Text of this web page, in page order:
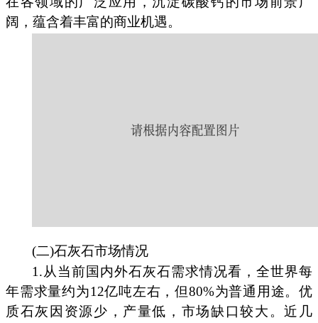
阔，蕴含着丰富的商业机遇。
(二)石灰石市场情况
1.从当前国内外石灰石需求情况看，全世界每
年需求量约为12亿吨左右，但80%为普通用途。优
质石灰因资源少，产量低，市场缺口较大。近几